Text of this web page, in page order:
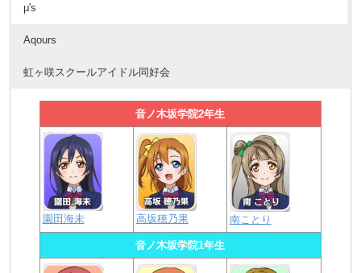
μ's
Aqours
虹ヶ咲スクールアイドル同好会
音ノ木坂学院2年生
園田海未 高坂穂乃果 南ことり
音ノ木坂学院1年生